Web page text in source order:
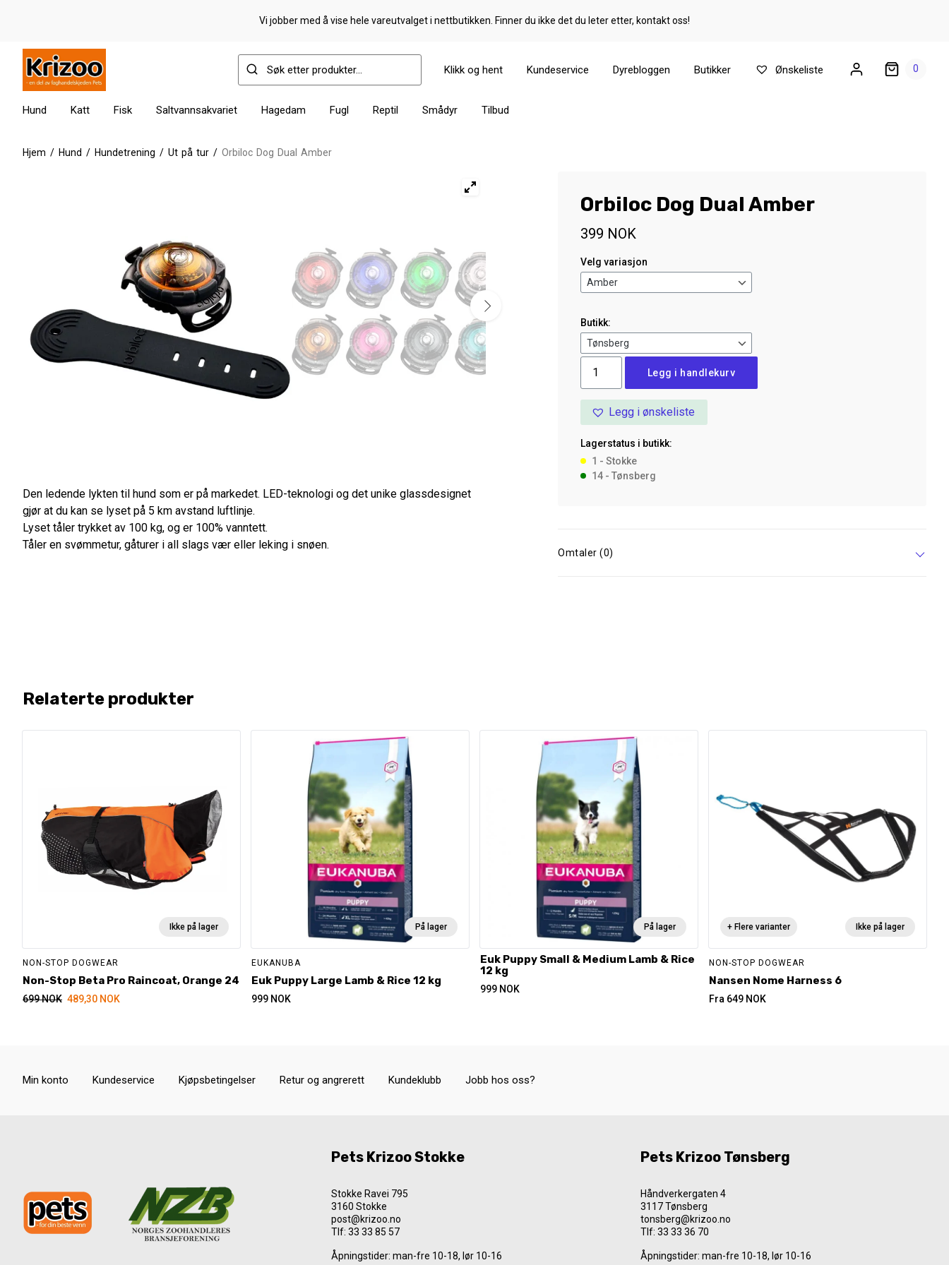
Vi jobber med å vise hele vareutvalget i nettbutikken. Finner du ikke det du leter etter, kontakt oss!
0
Klikk og hent Kundeservice Dyrebloggen Butikker Ønskeliste
Hund Katt Fisk Saltvannsakvariet Hagedam Fugl Reptil Smådyr Tilbud
Hjem / Hund / Hundetrening / Ut på tur / Orbiloc Dog Dual Amber
Orbiloc Dog Dual Amber
399 NOK
Velg variasjon
Butikk:
Dog
Dual
Amber
Legg i handlekurv
Legg i ønskeliste
Lagerstatus i butikk:
1 - Stokke
14 - Tønsberg
Omtaler (0)
Den ledende lykten til hund som er på markedet. LED-teknologi og det unike glassdesignet
gjør at du kan se lyset på 5 km avstand luftlinje.
Lyset tåler trykket av 100 kg, og er 100% vanntett.
Tåler en svømmetur, gåturer i all slags vær eller leking i snøen.
Relaterte produkter
Ikke på lager
NON-STOP DOGWEAR
Non-Stop Beta Pro Raincoat, Orange 24
699NOK 489,30 NOK
På lager
EUKANUBA
Euk Puppy Large Lamb & Rice 12 kg
999 NOK
På lager
Euk Puppy Small & Medium Lamb & Rice
12 kg
999 NOK
Ikke på lager
+ Flere varianter
NON-STOP DOGWEAR
Nansen Nome Harness 6
Fra 649 NOK
Min konto Kundeservice Kjøpsbetingelser Retur og angrerett Kundeklubb Jobb hos oss?
Pets Krizoo Stokke
Stokke Ravei 795
3160 Stokke
post@krizoo.no
Tlf:33 33 85 57
Åpningstider: man-fre 10-18, lør 10-16
Pets Krizoo Tønsberg
Håndverkergaten 4
3117 Tønsberg
tonsberg@krizoo.no
Tlf: 33 33 36 70
Åpningstider: man-fre 10-18, lør 10-16